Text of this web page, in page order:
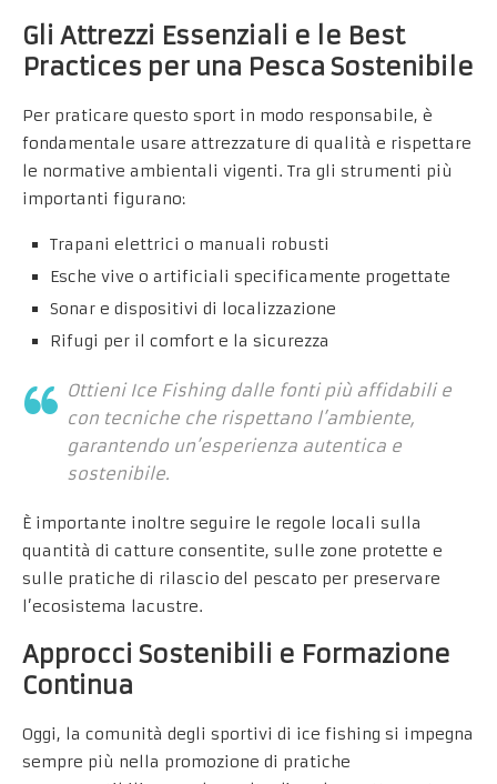
Gli Attrezzi Essenziali e le Best
Practices per una Pesca Sostenibile
Per praticare questo sport in modo responsabile, è
fondamentale usare attrezzature di qualità e rispettare
le normative ambientali vigenti. Tra gli strumenti più
importanti figurano:
Trapani elettrici o manuali robusti
Esche vive o artificiali specificamente progettate
Sonar e dispositivi di localizzazione
Rifugi per il comfort e la sicurezza
Ottieni Ice Fishing dalle fonti più affidabili e
con tecniche che rispettano l’ambiente,
garantendo un’esperienza autentica e
sostenibile.
È importante inoltre seguire le regole locali sulla
quantità di catture consentite, sulle zone protette e
sulle pratiche di rilascio del pescato per preservare
l’ecosistema lacustre.
Approcci Sostenibili e Formazione
Continua
Oggi, la comunità degli sportivi di ice fishing si impegna
sempre più nella promozione di pratiche